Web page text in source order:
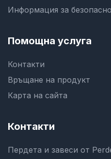
Информация за
Помощна услуга
Контакти
Връщане на продукт
Карта на сайта
Контакти
Пердета и завеси от